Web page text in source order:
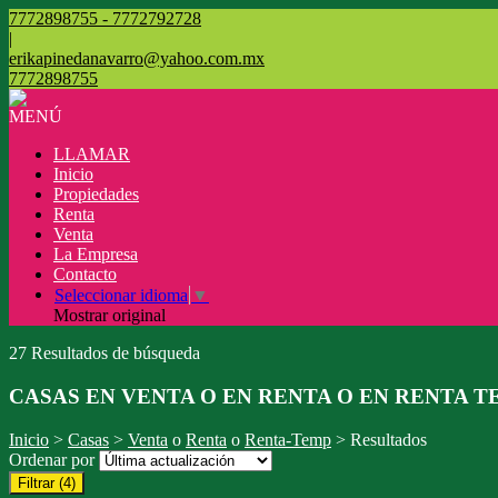
7772898755 - 7772792728
|
erikapinedanavarro@yahoo.com.mx
7772898755
MENÚ
LLAMAR
Inicio
Propiedades
Renta
Venta
La Empresa
Contacto
Seleccionar idioma ▼
Mostrar original
27 Resultados de búsqueda
CASAS EN VENTA O EN RENTA O EN RENTA
Inicio > Casas > Venta o Renta o Renta-Temp > Resultados
Ordenar por
Filtrar (4)